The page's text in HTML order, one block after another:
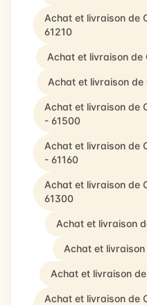
Achat et livraison de
61210
Achat et livraison de
Achat et livraison de
Achat et livraison de
- 61500
Achat et livraison de
- 61160
Achat et livraison de
61300
Achat et livraison
Achat et
Achat et livraison
Achat et livraison de